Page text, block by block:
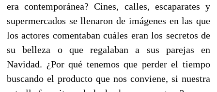
era contemporánea? Cines, calles, escaparates y
supermercados se llenaron de imágenes en las que
los actores comentaban cuáles eran los secretos de
su belleza o que regalaban a sus parejas en
Navidad. ¿Por qué tenemos que perder el tiempo
buscando el producto que nos conviene, si nuestra